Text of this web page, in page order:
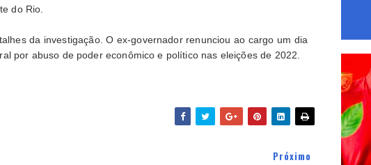
do Rio.
da investigação. O ex-governador renunciou ao cargo um dia
por abuso de poder econômico e político nas eleições de 2022.
Próximo